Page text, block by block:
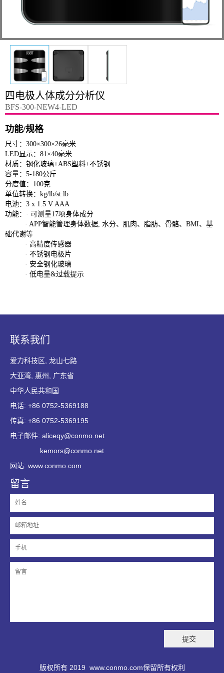
四电极人体成分分析仪
BFS-300-NEW4-LED
功能/规格
尺寸：300×300×26毫米
LED显示：81×40毫米
材质：钢化玻璃+ABS塑料+不锈钢
容量：5-180公斤
分度值：100克
单位转换：kg/lb/st:lb
电池：3 x 1.5 V AAA
功能：· 可测量17项身体成分
· APP智能管理身体数据, 水分、肌肉、脂肪、骨骼、BMI、基
础代谢等
· 高精度传感器
· 不锈钢电极片
· 安全钢化玻璃
· 低电量&过载提示
联系我们
爱力科技区, 龙山七路
大亚湾, 惠州, 广东省
中华人民共和国
电话: +86 0752-5369188
传真: +86 0752-5369195
电子邮件: aliceqy@conmo.net
kemors@conmo.net
网站: www.conmo.com
留言
版权所有 2019 www.conmo.com保留所有权利